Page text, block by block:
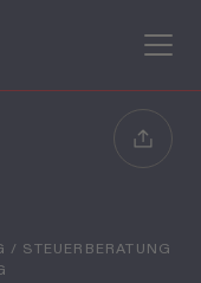
/ STEUERBERATUNG